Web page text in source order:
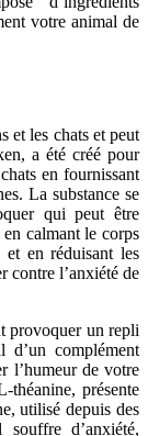
votre animal de
et les chats et peut
a été créé pour
en fournissant
La substance se
qui peut être
calmant le corps
en réduisant les
contre l’anxiété de
provoquer un repli
d’un complément
l’humeur de votre
présente
utilisé depuis des
d’anxiété,